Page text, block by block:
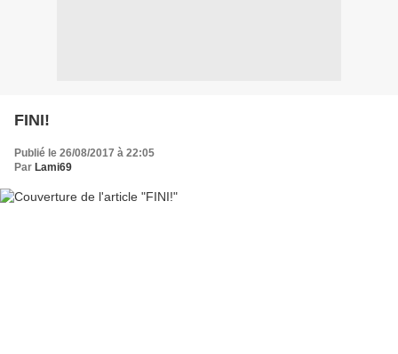
FINI!
Publié le 26/08/2017 à 22:05
Par Lami69